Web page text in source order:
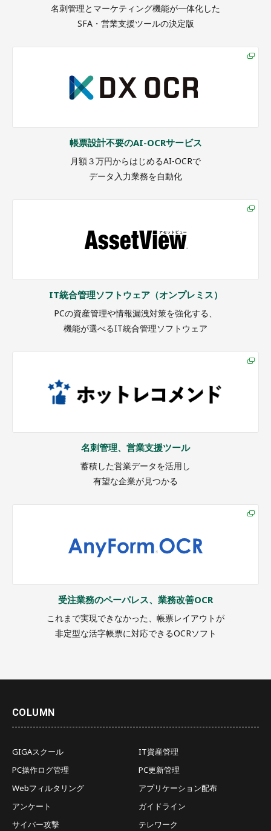
名刺管理とマーケティング機能が一体化した
SFA・営業支援ツールの決定版
帳票設計不要のAI-OCRサービス
月額３万円からはじめるAI-OCRで
データ入力業務を自動化
IT統合管理ソフトウェア（オンプレミス）
PCの資産管理や情報漏洩対策を強化する、
機能が選べるIT統合管理ソフトウェア
名刺管理、営業支援ツール
蓄積した営業データを活用し
有望な企業が見つかる
受注業務のペーパレス、業務改善OCR
これまで実現できなかった、帳票レイアウトが
非定型な活字帳票に対応できるOCRソフト
COLUMN
GIGAスクール
IT資産管理
PC操作ログ管理
PC更新管理
Webフィルタリング
アプリケーション配布
アンケート
ガイドライン
サイバー攻撃
テレワーク